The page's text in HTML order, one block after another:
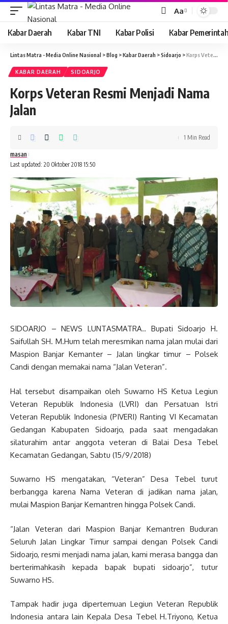
Font
Resizer
Aa
Kabar Daerah Kabar TNI Kabar Polisi Kabar
Lintas Matra - Media Online Nasional >Blog >Kabar Daerah >Sidoarjo >Korps Veteran Resmi Menjadi Nama Jalan
KABAR DAERAH SIDOARJO
Korps Veteran Resmi Menjadi Nama
Jalan
Last updated: 20 Oktober 2018 15:50
masan
1 Min Read
SIDOARJO – NEWS LUNTASMATRA.. Bupati Sidoarjo H.
Saifullah SH. M.Hum telah meresmikan nama jalan mulai dari
Maspion Banjar Kemanter – Jalan lingkar timur – Polsek
Candi dengan memakai nama “Jalan Veteran”.
Hal tersebut disampaikan oleh Suwarno HS Ketua Legiun
Veteran Republik Indonesia (LVRI) dan Persatuan Istri
Veteran Republik Indonesia (PIVERI) Ranting VI Kecamatan
Gedangan Kabupaten Sidoarjo, pada saat mengadakan
silaturahim antar anggota veteran di Balai Desa Tebel
Kecamatan Gedangan, Sabtu (15/9/2018)
Suwarno HS mengatakan, “Veteran” Desa Tebel turut
berbangga karena Nama Veteran di jadikan nama jalan,
mulai Maspion Banjar Kemantren hingga Polsek Candi.
“Jalan Veteran dari Maspion Banjar Kemantren Buduran
Seluruh Jalan Lingkar Timur sampai dengan Polsek Candi
Sidoarjo, resmi menjadi nama jalan, kami merasa bangga dan
berterimahkasih kepada bapak bupati sidoarjo”, tutur
Suwarno HS.
Tampak hadir juga dipertemuan Legiun Veteran Republik
Indonesia antara lain Kepala Desa Tebel H.Triyono, Ketua